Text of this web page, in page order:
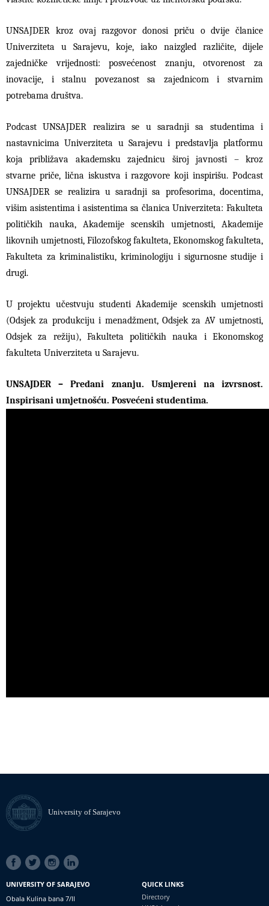
UNSAJDER kroz ovaj razgovor donosi priču o dvije članice
Univerziteta u Sarajevu, koje, iako naizgled različite, dijele
zajedničke vrijednosti: posvećenost znanju, otvorenost za
inovacije, i stalnu povezanost sa zajednicom i stvarnim
potrebama društva.
Podcast UNSAJDER realizira se u saradnji sa studentima i
nastavnicima Univerziteta u Sarajevu i predstavlja platformu
koja približava akademsku zajednicu široj javnosti – kroz
stvarne priče, lična iskustva i razgovore koji inspirišu. Podcast
UNSAJDER se realizira u saradnji sa profesorima, docentima,
višim asistentima i asistentima sa članica Univerziteta: Fakulteta
političkih nauka, Akademije scenskih umjetnosti, Akademije
likovnih umjetnosti, Filozofskog fakulteta, Ekonomskog fakulteta,
Fakulteta za kriminalistiku, kriminologiju i sigurnosne studije i
drugi.
U projektu učestvuju studenti Akademije scenskih umjetnosti
(Odsjek za produkciju i menadžment, Odsjek za AV umjetnosti,
Odsjek za režiju), Fakulteta političkih nauka i Ekonomskog
fakulteta Univerziteta u Sarajevu.
UNSAJDER – Predani znanju. Usmjereni na izvrsnost.
Inspirisani umjetnošću. Posvećeni studentima.
University of Sarajevo
SOCIAL
LINKS
UNIVERSITY OF SARAJEVO
Obala Kulina bana 7/II
QUICK LINKS
Directory